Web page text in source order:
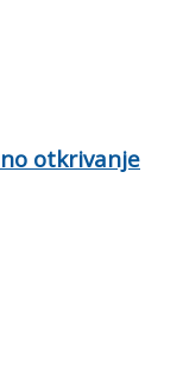
otkrivanje